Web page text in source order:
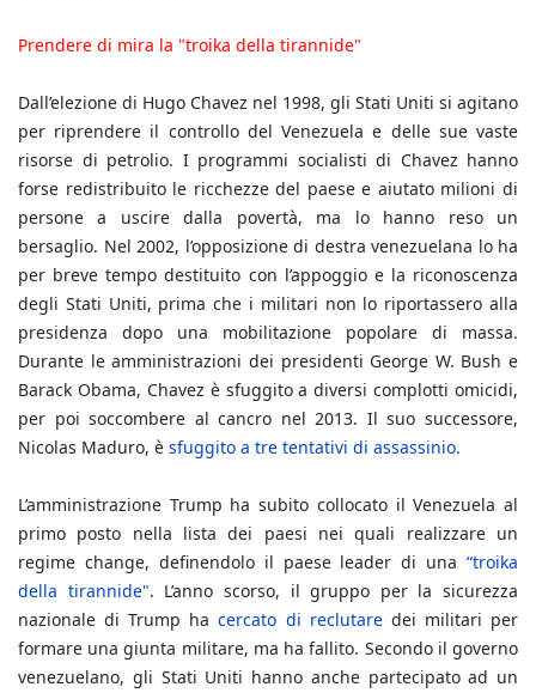
Prendere di mira la "troika della tirannide"
Dall’elezione di Hugo Chavez nel 1998, gli Stati Uniti si agitano
per riprendere il controllo del Venezuela e delle sue vaste
risorse di petrolio. I programmi socialisti di Chavez hanno
forse redistribuito le ricchezze del paese e aiutato milioni di
persone a uscire dalla povertà, ma lo hanno reso un
bersaglio. Nel 2002, l’opposizione di destra venezuelana lo ha
per breve tempo destituito con l’appoggio e la riconoscenza
degli Stati Uniti, prima che i militari non lo riportassero alla
presidenza dopo una mobilitazione popolare di massa.
Durante le amministrazioni dei presidenti George W. Bush e
Barack Obama, Chavez è sfuggito a diversi complotti omicidi,
per poi soccombere al cancro nel 2013. Il suo successore,
Nicolas Maduro, è sfuggito a tre tentativi di assassinio.
L’amministrazione Trump ha subito collocato il Venezuela al
primo posto nella lista dei paesi nei quali realizzare un
regime change, definendolo il paese leader di una “troika
della tirannide". L’anno scorso, il gruppo per la sicurezza
nazionale di Trump hacercato di reclutaredei militari per
formare una giunta militare, ma ha fallito. Secondo il governo
venezuelano, gli Stati Uniti hanno anche partecipato ad un